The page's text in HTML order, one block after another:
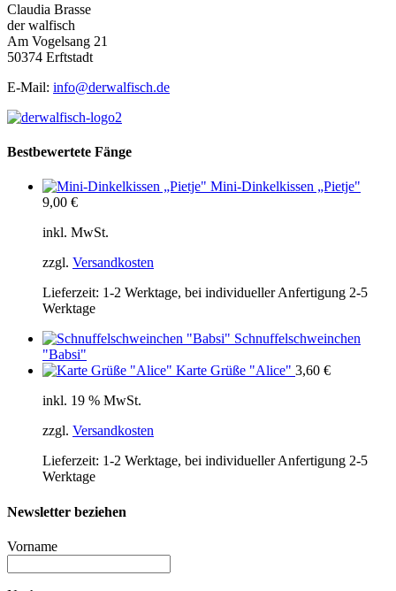
Claudia Brasse
der walfisch
Am Vogelsang 21
50374 Erftstadt
E-Mail: info@derwalfisch.de
Bestbewertete Fänge
Mini-Dinkelkissen „Pietje"
9,00 €
inkl. MwSt.
zzgl. Versandkosten
Lieferzeit: 1-2 Werktage, bei individueller Anfertigung 2-5
Werktage
Schnuffelschweinchen
"Babsi"
Karte Grüße "Alice" 3,60 €
inkl. 19 % MwSt.
zzgl. Versandkosten
Lieferzeit: 1-2 Werktage, bei individueller Anfertigung 2-5
Werktage
Newsletter beziehen
Vorname